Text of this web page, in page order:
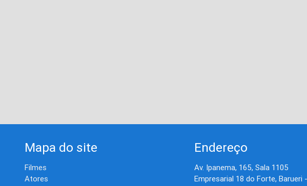
Mapa do site
Filmes
Atores
Endereço
Av. Ipanema, 165, Sala 1105
Empresarial 18 do Forte, Barueri